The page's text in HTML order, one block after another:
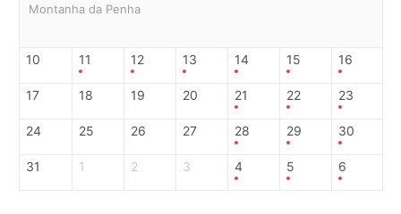
Montanha da Penha
10 11 12 13 14 15 16
17 18 19 20 21 22 23
24 25 26 27 28 29 30
31 1 2 3 4 5 6